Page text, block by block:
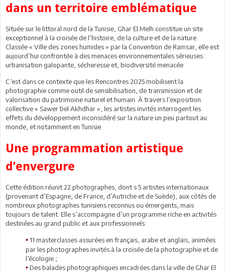
dans un territoire emblématique
Située sur le littoral nord de la Tunisie, Ghar El Melh constitue un site
exceptionnel à la croisée de l’histoire, de la culture et de la nature.
Classée « Ville des zones humides » par la Convention de Ramsar, elle est
aujourd’hui confrontée à des menaces environnementales sérieuses :
urbanisation galopante, sécheresse et, biodiversité menacée.
C’est dans ce contexte que les Rencontres 2025 mobilisent la
photographie comme outil de sensibilisation, de transmission et de
valorisation du patrimoine naturel et humain. À travers l’exposition
collective « Sawer bel Akhdhar », les artistes invités interrogent les
effets du développement inconsidéré sur la nature un peu partout au
monde, et notamment en Tunisie.
Une programmation artistique
d’envergure
Cette édition réunit 22 photographes, dont s 5 artistes internationaux
(provenant d’Espagne, de France, d’Autriche et de Suède), aux côtés de
nombreux photographes tunisiens reconnus ou émergents, mais
toujours de talent. Elle s’accompagne d’un programme riche en activités
destinées au grand public et aux professionnels:
• 11 masterclasses assurées en français, arabe et anglais, animées
par les photographes invités à la croisée de la photographie et de
l’écologie ;
• Des balades photographiques encadrées dans la ville de Ghar El